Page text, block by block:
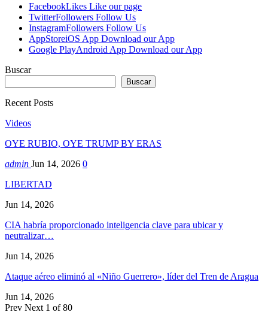
FacebookLikes Like our page
TwitterFollowers Follow Us
InstagramFollowers Follow Us
AppStoreiOS App Download our App
Google PlayAndroid App Download our App
Buscar
Buscar
Recent Posts
Videos
OYE RUBIO, OYE TRUMP BY ERAS
admin Jun 14, 2026 0
LIBERTAD
Jun 14, 2026
CIA habría proporcionado inteligencia clave para ubicar y
neutralizar…
Jun 14, 2026
Ataque aéreo eliminó al «Niño Guerrero», líder del Tren de Aragua
Jun 14, 2026
Prev Next 1 of 80